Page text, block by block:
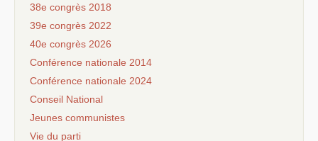
38e congrès 2018
39e congrès 2022
40e congrès 2026
Conférence nationale 2014
Conférence nationale 2024
Conseil National
Jeunes communistes
Vie du parti